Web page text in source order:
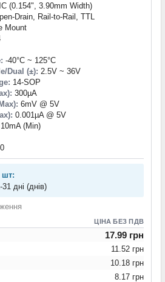
(0.154", 3.90mm Width)
Drain, Rail-to-Rail, TTL
Mount
-40°C ~ 125°C
Dual (±): 2.5V ~ 36V
14-SOP
300µA
6mV @ 5V
0.001µA @ 5V
10mA (Min)
шт:
дні (днів)
ЦІНА БЕЗ ПДВ
17.99 грн
11.52 грн
10.18 грн
8.17 грн